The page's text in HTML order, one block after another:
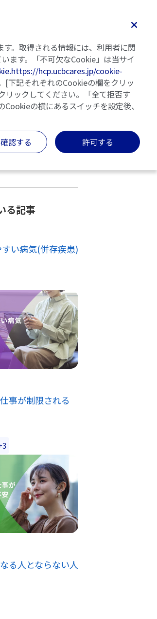
さがす
る記事
い病気(併存疾患)
事が制限される
る人とならない人
。取得される情報には、利用者に関
ます。「不可欠なCookie」は当サイ
hcp.ucbcares.jp/cookie-
[下記それぞれのCookieの欄をクリッ
リックしてください。「全て拒否す
の横にあるスイッチを設定後、
認する 許可する